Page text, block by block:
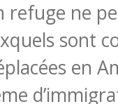
refuge ne
sont
en